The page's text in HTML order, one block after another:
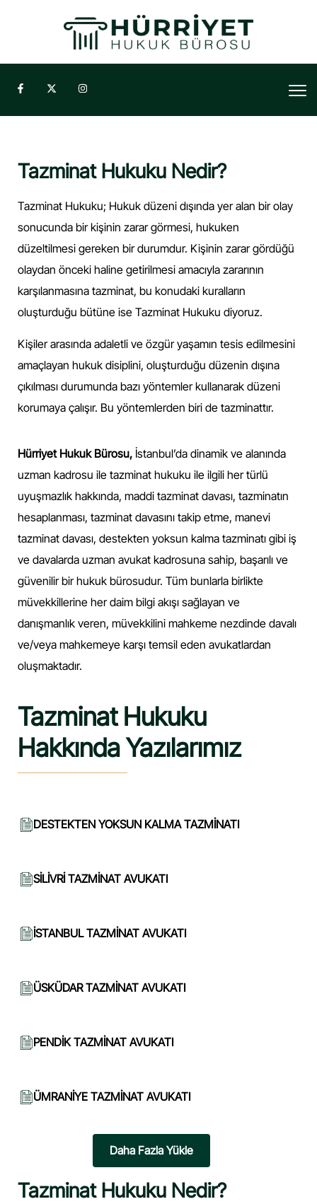
Tazminat Hukuku Nedir?
Tazminat Hukuku; Hukuk düzeni dışında yer alan bir olay
sonucunda bir kişinin zarar görmesi, hukuken
düzeltilmesi gereken bir durumdur. Kişinin zarar gördüğü
olaydan önceki haline getirilmesi amacıyla zararının
karşılanmasına tazminat, bu konudaki kuralların
oluşturduğu bütüne ise Tazminat Hukuku diyoruz.
Kişiler arasında adaletli ve özgür yaşamın tesis edilmesini
amaçlayan hukuk disiplini, oluşturduğu düzenin dışına
çıkılması durumunda bazı yöntemler kullanarak düzeni
korumaya çalışır. Bu yöntemlerden biri de tazminattır.
Hürriyet Hukuk Bürosu, İstanbul’da dinamik ve alanında
uzman kadrosu ile tazminat hukuku ile ilgili her türlü
uyuşmazlık hakkında, maddi tazminat davası, tazminatın
hesaplanması, tazminat davasını takip etme, manevi
tazminat davası, destekten yoksun kalma tazminatı gibi iş
ve davalarda uzman avukat kadrosuna sahip, başarılı ve
güvenilir bir hukuk bürosudur. Tüm bunlarla birlikte
müvekkillerine her daim bilgi akışı sağlayan ve
danışmanlık veren, müvekkilini mahkeme nezdinde davalı
ve/veya mahkemeye karşı temsil eden avukatlardan
oluşmaktadır.
Tazminat Hukuku
Hakkında Yazılarımız
DESTEKTEN YOKSUN KALMA TAZMİNATI
SİLİVRİ TAZMİNAT AVUKATI
İSTANBUL TAZMİNAT AVUKATI
ÜSKÜDAR TAZMİNAT AVUKATI
PENDİK TAZMİNAT AVUKATI
ÜMRANİYE TAZMİNAT AVUKATI
Daha Fazla Yükle
Tazminat Hukuku Nedir?